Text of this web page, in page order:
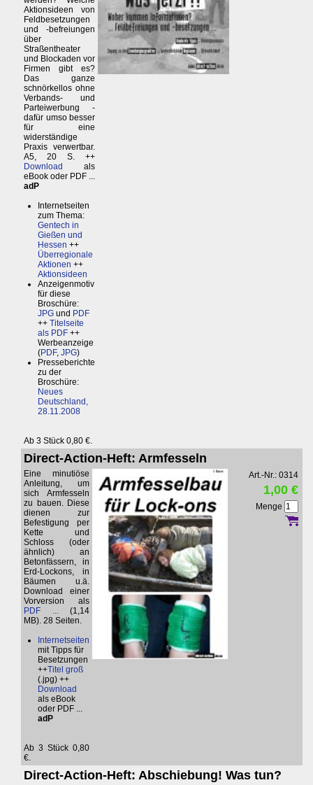
Aktionsideen von
Feldbesetzungen
und -befreiungen
über
Straßentheater
und Blockaden vor
Firmen gibt es?
Das ganze
schnörkellos ohne
Verbands- und
Parteiwerbung -
dafür umso besser
für eine
widerständige
Praxis verwertbar.
A5, 20 S. ++
Download
als
eBook oder PDF ...
adP
Internetseiten
zum Thema:
Gentech in
Gießen und
Hessen ++
Überregionale
Aktionen ++
Aktionsideen
Anzeigenmotiv
für diese
Broschüre:
JPG und PDF
++ Titelseite
als PDF ++
Werbeanzeige
(PDF, JPG)
Presseberichte
zu der
Broschüre:
Neues
Deutschland,
28.11.2008
Ab 3 Stück 0,80 €.
Direct-Action-Heft: Armfesseln
Eine minutiöse
Anleitung, um
sich Armfesseln
zu bauen. Diese
dienen zur
Befestigung per
Kette und
Schloss (oder
ähnlich) an
Betonfässern, in
Erd-Lockons, in
Bäumen u.ä.
Download einer
Vorversion als
PDF ...(1,14
MB). 28 Seiten.
Internetseiten
mit Tipps für
Besetzungen
++Titel groß
(.jpg) ++
Download
als eBook
oder PDF ...
adP
Ab 3 Stück 0,80
€.
Art.-Nr.: 0314
1,00 €
Menge
Direct-Action-Heft: Abschiebung! Was tun?